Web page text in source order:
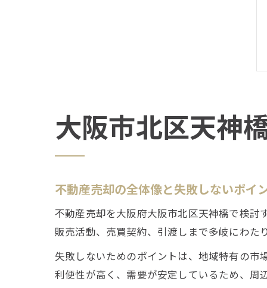
大阪市北区天神
不動産売却の全体像と失敗しないポイ
不動産売却を大阪府大阪市北区天神橋で検討
販売活動、売買契約、引渡しまで多岐にわた
失敗しないためのポイントは、地域特有の市
利便性が高く、需要が安定しているため、周